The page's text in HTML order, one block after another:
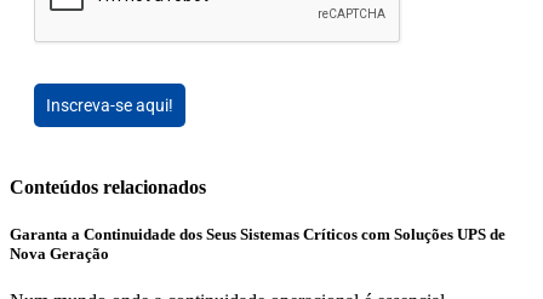
Inscreva-se aqui!
Conteúdos relacionados
Garanta a Continuidade dos Seus Sistemas Críticos com Soluções UPS de
Nova Geração